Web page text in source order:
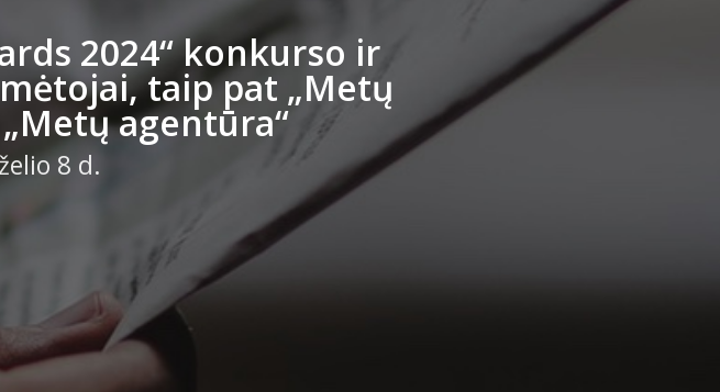
2024“ konkurso ir
taip pat „Metų
agentūra“
8 d.